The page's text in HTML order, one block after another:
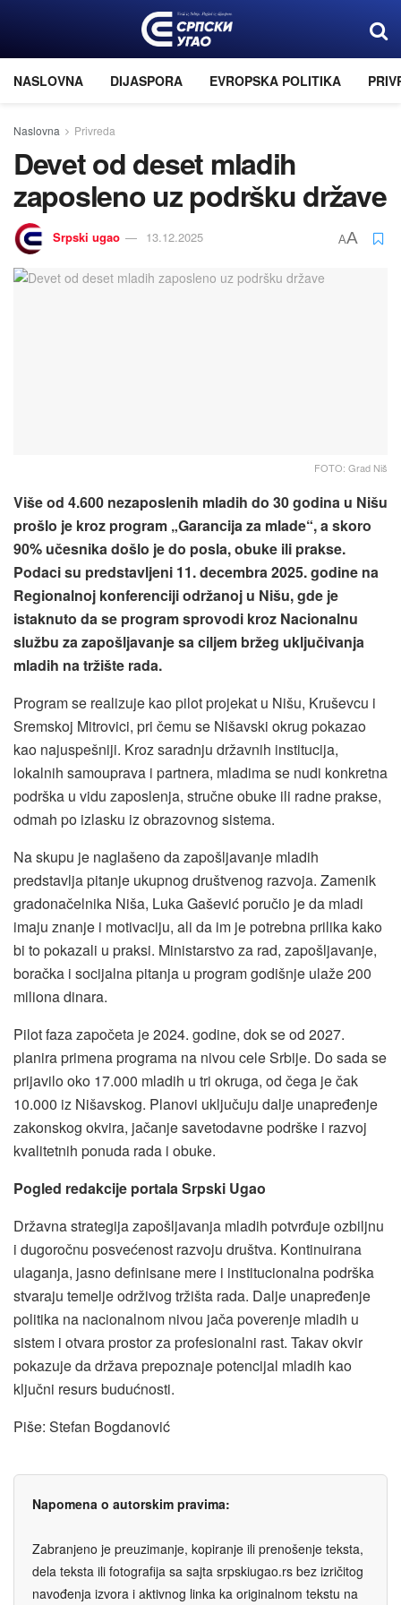
NASLOVNA DIJASPORA EVROPSKA POLITIKA
Naslovna Privreda
Devet od deset mladih
zaposleno uz podršku države
Srpski ugao 13.12.2025 AA
FOTO: Grad Niš
Više od 4.600 nezaposlenih mladih do 30 godina u Nišu
prošlo je kroz program „Garancija za mlade“, a skoro
90% učesnika došlo je do posla, obuke ili prakse.
Podaci su predstavljeni 11. decembra 2025. godine na
Regionalnoj konferenciji održanoj u Nišu, gde je
istaknuto da se program sprovodi kroz Nacionalnu
službu za zapošljavanje sa ciljem bržeg uključivanja
mladih na tržište rada.
Program se realizuje kao pilot projekat u Nišu, Kruševcu i
Sremskoj Mitrovici, pri čemu se Nišavski okrug pokazao
kao najuspešniji. Kroz saradnju državnih institucija,
lokalnih samouprava i partnera, mladima se nudi konkretna
podrška u vidu zaposlenja, stručne obuke ili radne prakse,
odmah po izlasku iz obrazovnog sistema.
Na skupu je naglašeno da zapošljavanje mladih
predstavlja pitanje ukupnog društvenog razvoja. Zamenik
gradonačelnika Niša, Luka Gašević poručio je da mladi
imaju znanje i motivaciju, ali da im je potrebna prilika kako
bi to pokazali u praksi. Ministarstvo za rad, zapošljavanje,
boračka i socijalna pitanja u program godišnje ulaže 200
miliona dinara.
Pilot faza započeta je 2024. godine, dok se od 2027.
planira primena programa na nivou cele Srbije. Do sada se
prijavilo oko 17.000 mladih u tri okruga, od čega je čak
10.000 iz Nišavskog. Planovi uključuju dalje unapređenje
zakonskog okvira, jačanje savetodavne podrške i razvoj
kvalitetnih ponuda rada i obuke.
Pogled redakcije portala Srpski Ugao
Državna strategija zapošljavanja mladih potvrđuje ozbiljnu
i dugoročnu posvećenost razvoju društva. Kontinuirana
ulaganja, jasno definisane mere i institucionalna podrška
stvaraju temelje održivog tržišta rada. Dalje unapređenje
politika na nacionalnom nivou jača poverenje mladih u
sistem i otvara prostor za profesionalni rast. Takav okvir
pokazuje da država prepoznaje potencijal mladih kao
ključni resurs budućnosti.
Piše: Stefan Bogdanović
Napomena o autorskim pravima:
Zabranjeno je preuzimanje, kopiranje ili prenošenje teksta,
dela teksta ili fotografija sa sajta srpskiugao.rs bez izričitog
navođenja izvora i aktivnog linka ka originalnom tekstu na